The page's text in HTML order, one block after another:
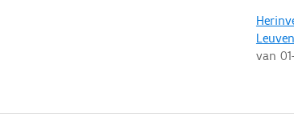
Leuven
van